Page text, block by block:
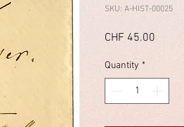
SKU: A-HIST-00025
CHF 45.00
Quantity *